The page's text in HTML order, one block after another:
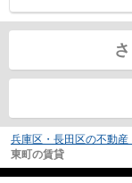
兵庫区・長田区の不動産
東町の賃貸